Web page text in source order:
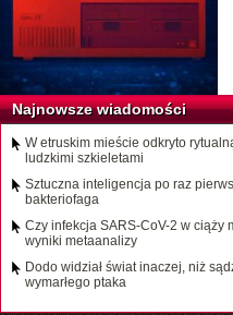
Najnowsze wiadomości
W etruskim mieście odkryto
ludzkimi szkieletami
Sztuczna inteligencja po raz
bakteriofaga
Czy infekcja SARS-CoV-2 w ciąży
wyniki metaanalizy
Dodo widział świat inaczej, niż
wymarłego ptaka